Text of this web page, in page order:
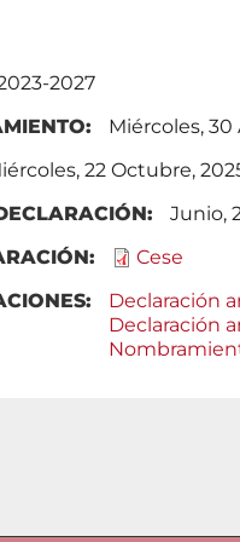
2027
Miércoles, 30
22 Octubre,
Junio,
Cese
Declaración
Declaración